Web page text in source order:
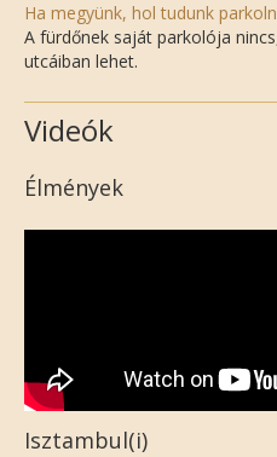
Ha megyünk, hol tudunk
A fürdőnek saját parkolója
utcáiban lehet.
Videók
Élmények
Isztambul(i)